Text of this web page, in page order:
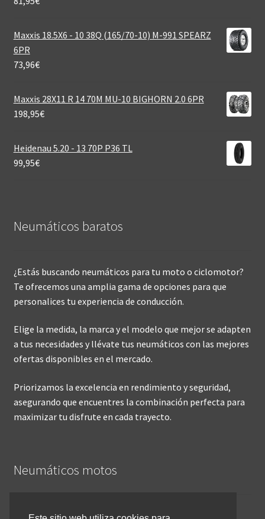
Maxxis 18.5X6 - 10 38Q (165/70-10) M-991 SPEARZ
6PR
73,96€
Maxxis 28X11 R 14 70M MU-10 BIGHORN 2.0 6PR
198,95€
Heidenau 5.20 - 13 70P P36 TL
99,95€
Neumáticos baratos
¿Estás buscando neumáticos para tu moto o ciclomotor?
Te ofrecemos una amplia gama de opciones para que
personalices tu experiencia de conducción.
Elige la medida, la marca y el modelo que mejor se adapten
a tus necesidades y llévate tus neumáticos con las mejores
ofertas disponibles en el mercado.
Priorizamos la excelencia en rendimiento y seguridad,
asegurando que encuentres la combinación perfecta para
maximizar tu disfrute en cada trayecto.
Neumáticos motos
Inicio